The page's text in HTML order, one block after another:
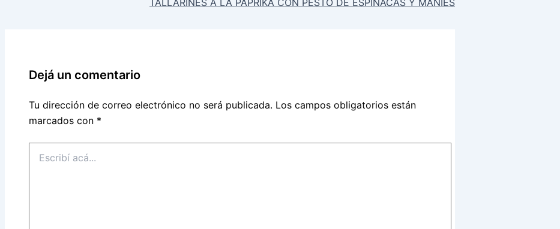
Dejá un comentario
Tu dirección de correo electrónico no será publicada. Los campos obligatorios están
marcados con *